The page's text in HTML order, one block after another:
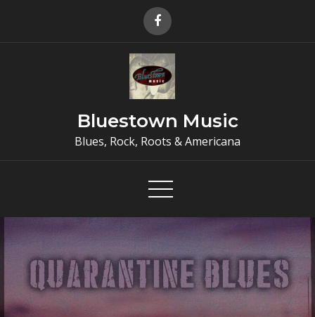
Bluestown Music
Blues, Rock, Roots & Americana